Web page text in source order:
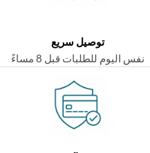
توصيل سريع
اليوم للطلبات قبل 8 مساءً